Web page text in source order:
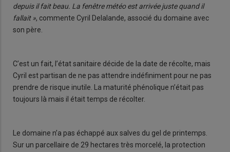
depuis il fait beau. La fenêtre météo est arrivée juste quand il
fallait », commente Cyril Delalande, associé du domaine avec
son père.
C’est un fait, l’état sanitaire décide de la date de récolte, mais
Cyril est partisan de ne pas attendre indéfiniment pour ne pas
prendre de risque inutile. La maturité phénolique n’était pas
toujours là mais il était temps de récolter.
Le domaine n’a pas échappé aux salves du gel de printemps.
Sur un parcellaire de 29 hectares très morcelé, la protection